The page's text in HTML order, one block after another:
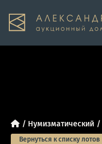
Нумизматический
Вернуться к списку лотов